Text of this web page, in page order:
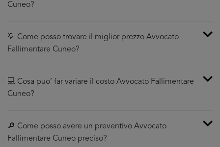
Cuneo?
💡 Come posso trovare il miglior prezzo Avvocato
Fallimentare Cuneo?
💻 Cosa puo’ far variare il costo Avvocato Fallimentare
Cuneo?
🔎 Come posso avere un preventivo Avvocato
Fallimentare Cuneo preciso?